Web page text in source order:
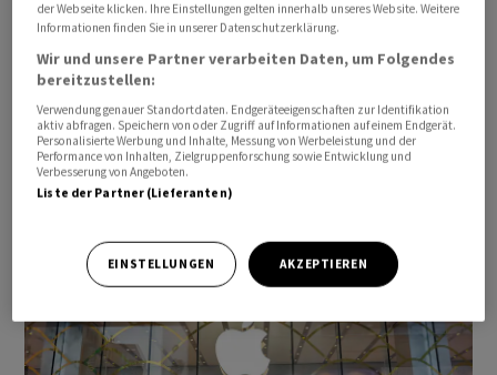
Zahlenvorlage: Wie gut erholt sich die
Sparte Building Envelope von Amrize?
Die Geschäftsbereiche von Amrize dürften sich im
zweiten Quartal sehr unterschiedlich entwickelt
haben. Das Management um CEO Jan Jenisch stellt
06.08.2026 14:00
der Webseite klicken. Ihre Einstellungen gelten innerhalb unseres Website. Weitere
Informationen finden Sie in unserer Datenschutzerklärung.
Wir und unsere Partner verarbeiten Daten, um Folgendes
bereitzustellen:
Verwendung genauer Standortdaten. Endgeräteeigenschaften zur Identifikation
aktiv abfragen. Speichern von oder Zugriff auf Informationen auf einem Endgerät.
Personalisierte Werbung und Inhalte, Messung von Werbeleistung und der
Performance von Inhalten, Zielgruppenforschung sowie Entwicklung und
Verbesserung von Angeboten.
Liste der Partner (Lieferanten)
EINSTELLUNGEN AKZEPTIEREN